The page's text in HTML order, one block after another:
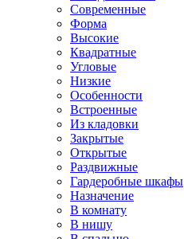
Современные
Форма
Высокие
Квадратные
Угловые
Низкие
Особенности
Встроенные
Из кладовки
Закрытые
Открытые
Раздвижные
Гардеробные шкафы
Назначение
В комнату
В нишу